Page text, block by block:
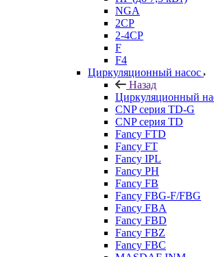
NGA
2CP
2-4CP
F
F4
Циркуляционный насос
Назад
Циркуляционный
CNP серия TD-G
CNP серия TD
Fancy FTD
Fancy FT
Fancy IPL
Fancy PH
Fancy FB
Fancy FBG-F/FBG
Fancy FBA
Fancy FBD
Fancy FBZ
Fancy FBC